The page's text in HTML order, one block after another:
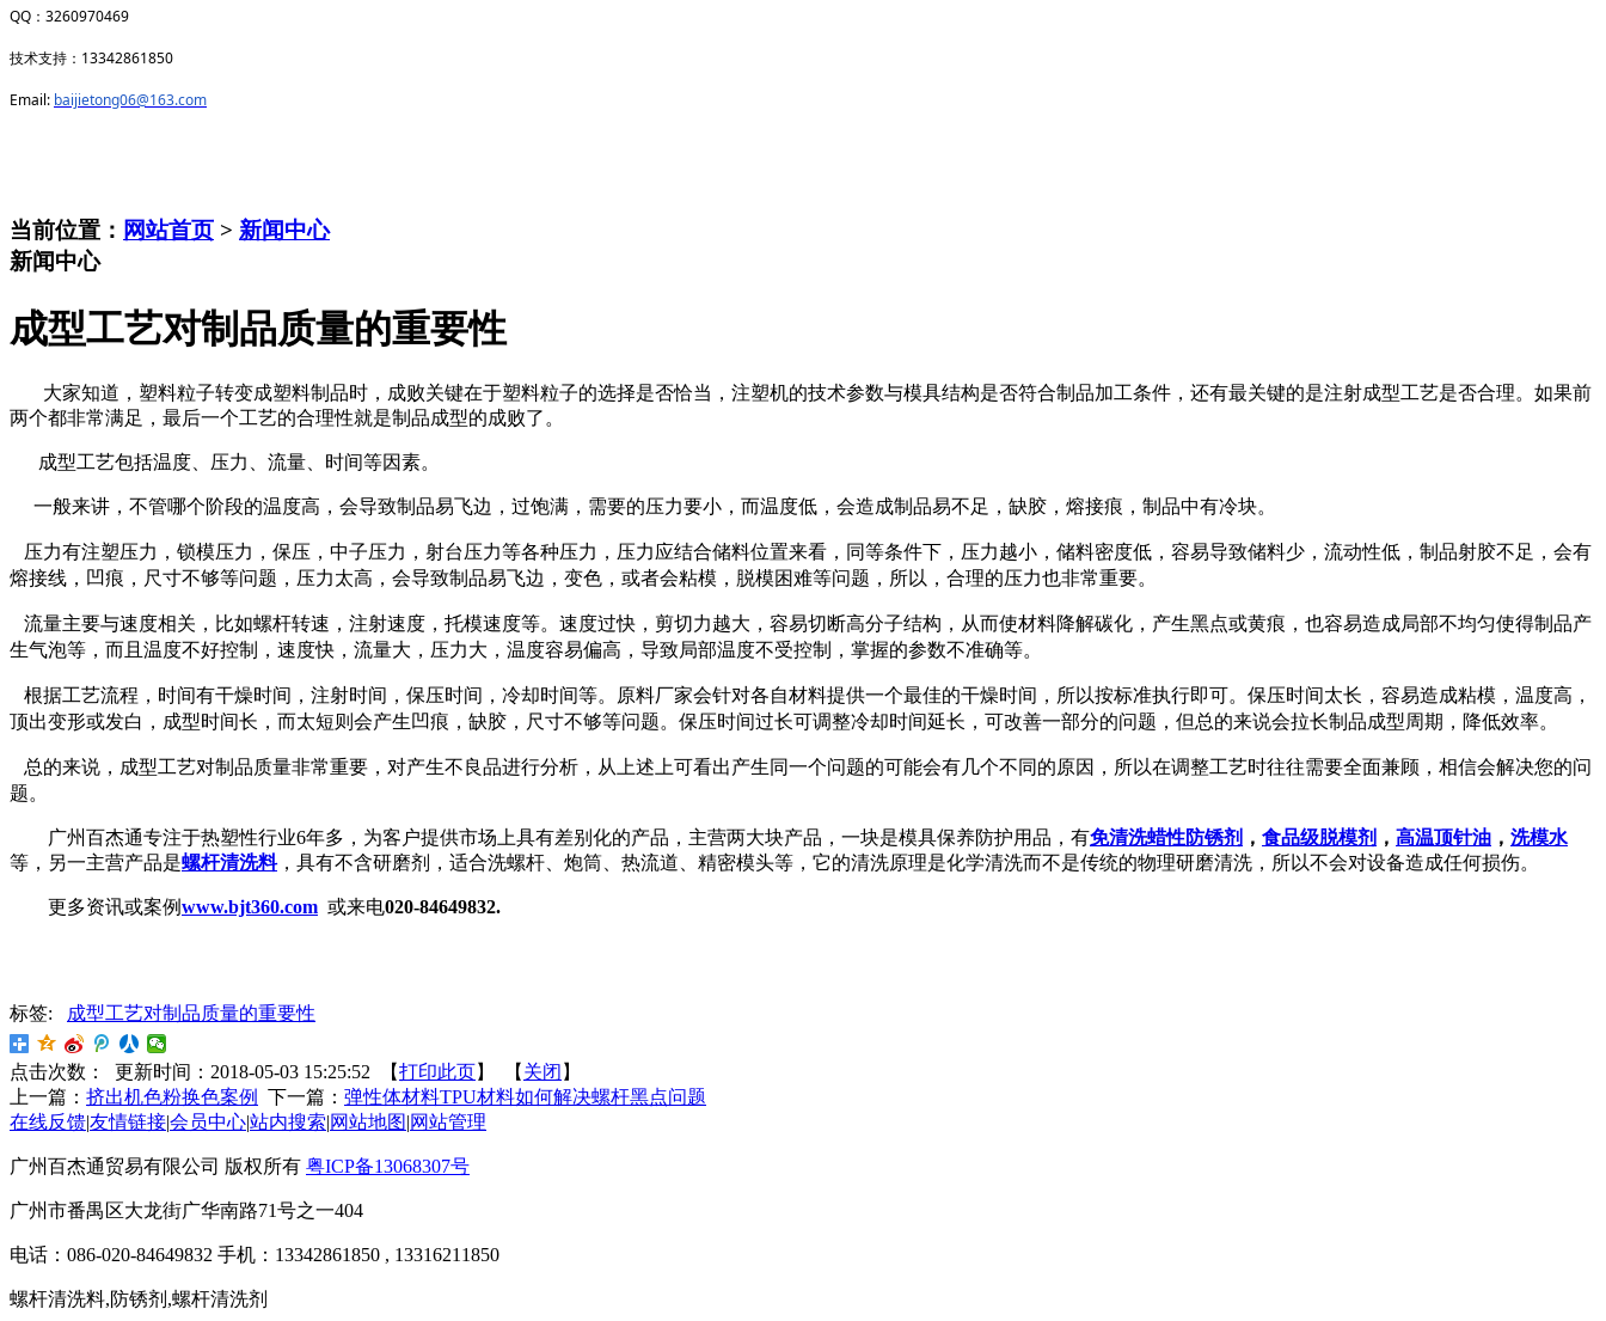
QQ ： 3260970469
技术支持： 13342861850
Email: baijietong06@163.com
当前位置： 网站首页 > 新闻中心
新闻中心
成型工艺对制品质量的重要性
大家知道，塑料粒子转变成塑料制品时，成败关键在于塑料粒子的选择是否恰当，注塑机的技术参数与模具结构是否符合制品加工条件，还有最关键的是注射成型工艺是否合理。如果前
两个都非常满足，最后一个工艺的合理性就是制品成型的成败了。
成型工艺包括温度、压力、流量、时间等因素。
一般来讲，不管哪个阶段的温度高，会导致制品易飞边，过饱满，需要的压力要小，而温度低，会造成制品易不足，缺胶，熔接痕，制品中有冷块。
压力有注塑压力，锁模压力，保压，中子压力，射台压力等各种压力，压力应结合储料位置来看，同等条件下，压力越小，储料密度低，容易导致储料少，流动性低，制品射胶不足，会有
熔接线，凹痕，尺寸不够等问题，压力太高，会导致制品易飞边，变色，或者会粘模，脱模困难等问题，所以，合理的压力也非常重要。
流量主要与速度相关，比如螺杆转速，注射速度，托模速度等。速度过快，剪切力越大，容易切断高分子结构，从而使材料降解碳化，产生黑点或黄痕，也容易造成局部不均匀使得制品产
生气泡等，而且温度不好控制，速度快，流量大，压力大，温度容易偏高，导致局部温度不受控制，掌握的参数不准确等。
根据工艺流程，时间有干燥时间，注射时间，保压时间，冷却时间等。原料厂家会针对各自材料提供一个最佳的干燥时间，所以按标准执行即可。保压时间太长，容易造成粘模，温度高，
顶出变形或发白，成型时间长，而太短则会产生凹痕，缺胶，尺寸不够等问题。保压时间过长可调整冷却时间延长，可改善一部分的问题，但总的来说会拉长制品成型周期，降低效率。
总的来说，成型工艺对制品质量非常重要，对产生不良品进行分析，从上述上可看出产生同一个问题的可能会有几个不同的原因，所以在调整工艺时往往需要全面兼顾，相信会解决您的问
题。
广州百杰通专注于热塑性行业6年多，为客户提供市场上具有差别化的产品，主营两大块产品，一块是模具保养防护用品，有免清洗蜡性防锈剂 ， 食品级脱模剂 ， 高温顶针油 ， 洗模水
等，另一主营产品是螺杆清洗料，具有不含研磨剂，适合洗螺杆、炮筒、热流道、精密模头等，它的清洗原理是化学清洗而不是传统的物理研磨清洗，所以不会对设备造成任何损伤。
更多资讯或案例www.bjt360.com 或来电020-84649832.
标签: 成型工艺对制品质量的重要性
点击次数： 更新时间：2018-05-03 15:25:52 【打印此页】 【 关闭 】
上一篇： 挤出机色粉换色案例 下一篇： 弹性体材料TPU材料如何解决螺杆黑点问题
在线反馈|友情链接|会员中心|站内搜索|网站地图|网站管理
广州百杰通贸易有限公司 版权所有 粤ICP备13068307号
广州市番禺区大龙街广华南路71号之一404
电话：086-020-84649832 手机：13342861850 , 13316211850
螺杆清洗料,防锈剂,螺杆清洗剂